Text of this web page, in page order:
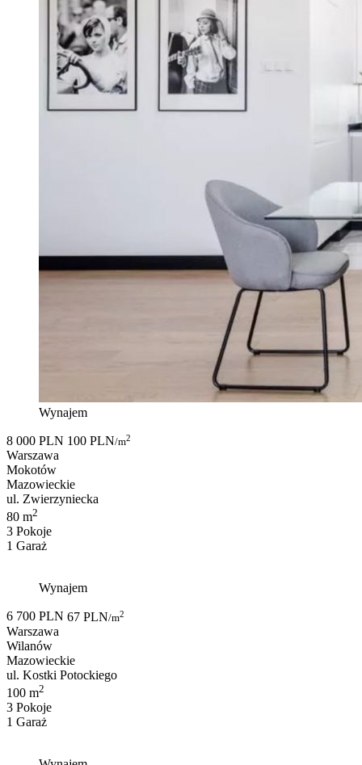
Wynajem
8 000 PLN 100 PLN/m2
Warszawa
Mokotów
Mazowieckie
ul. Zwierzyniecka
80 m2
3 Pokoje
1 Garaż
Wynajem
6 700 PLN 67 PLN/m2
Warszawa
Wilanów
Mazowieckie
ul. Kostki Potockiego
100 m2
3 Pokoje
1 Garaż